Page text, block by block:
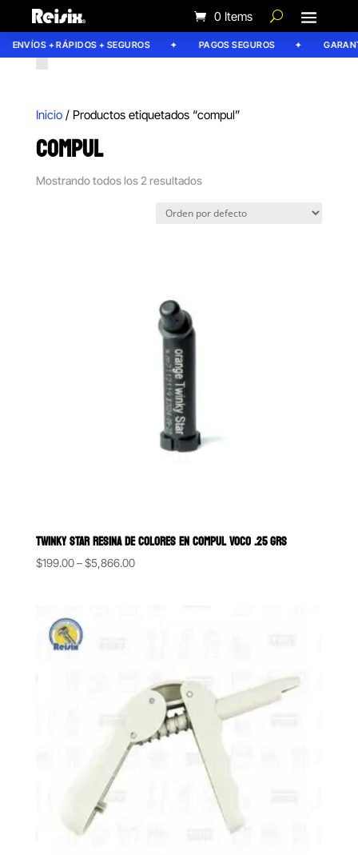
0 Items
ENVÍOS + RÁPIDOS + SEGUROS PAGOS SEGUROS
Inicio/ Productos etiquetados “compul”
COMPUL
Mostrando todos los 2 resultados
TWINKY STAR RESINA DE COLORES EN COMPUL VOCO .25 GRS
$199.00–$5,866.00Price